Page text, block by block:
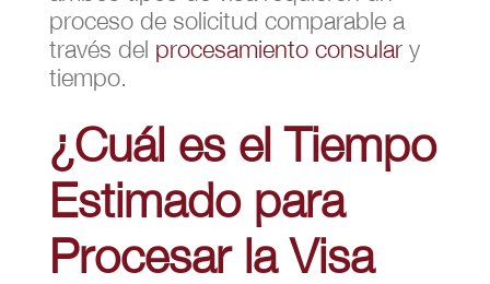
proceso de solicitud comparable a
través del procesamiento consulary
tiempo.
¿Cuál es el Tiempo
Estimado para
Procesar la Visa